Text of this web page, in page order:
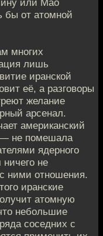
или Мао
бы от атомной
многих
лишь
иранской
её, а разговоры
желание
арсенал.
американский
— не помешала
ядерного
не
ними отношения.
иранские
атомную
небольшие
соседних с